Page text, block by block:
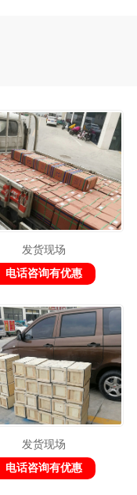
发货现场
电话咨询有优惠
发货现场
电话咨询有优惠